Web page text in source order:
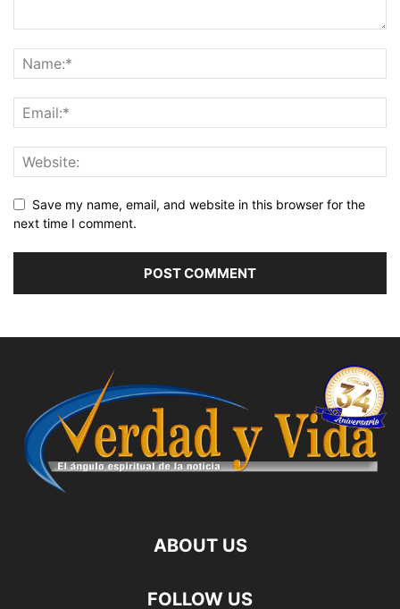
Save my name, email, and website in this browser for the
next time I comment.
ABOUT US
FOLLOW US